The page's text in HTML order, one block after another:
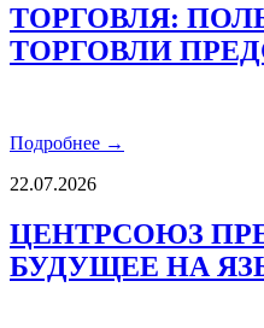
ТОРГОВЛЯ:
ТОРГОВЛИ
Подробнее →
22.07.2026
ЦЕНТРСОЮЗ
БУДУЩЕЕ НА